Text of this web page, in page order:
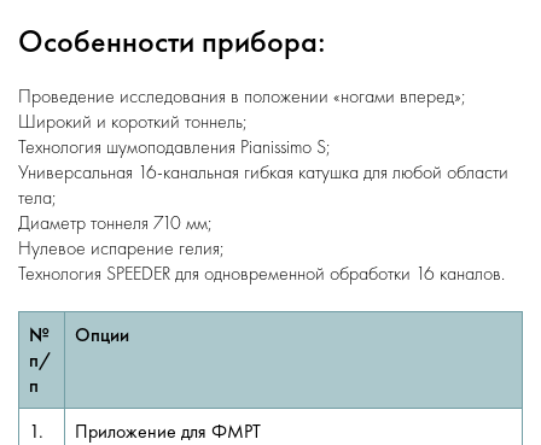
Особенности прибора:
Проведение исследования в положении «ногами вперед»;
Широкий и короткий тоннель;
Технология шумоподавления Pianissimo S;
Универсальная 16-канальная гибкая катушка для любой области
тела;
Диаметр тоннеля 710 мм;
Нулевое испарение гелия;
Технология SPEEDER для одновременной обработки 16 каналов.
№
п/
п
Опции
1.
Приложение для ФМРТ